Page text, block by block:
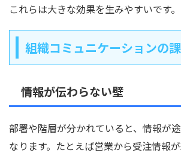
これらは大きな効果を生みやすいです。
組織コミュニケーションの
情報が伝わらない壁
部署や階層が分かれていると、情報が
なります。たとえば営業から受注情報